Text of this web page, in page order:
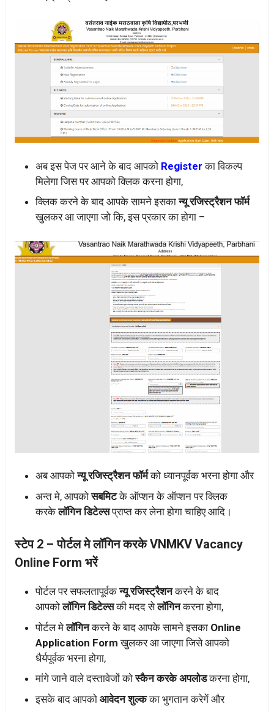
अब इस पेज पर आने के बाद आपको Register का विकल्प
मिलेगा जिस पर आपको क्लिक करना होगा,
क्लिक करने के बाद आपके सामने इसकान्यू रजिस्ट्रैशन फॉर्म
खुलकर आ जाएगा जो कि, इस प्रकार का होगा –
अब आपकोन्यू रजिस्ट्रैशन फॉर्मको ध्यानपूर्वक भरना होगा और
अन्त मे, आपकोसबमिटके ऑप्शन के ऑप्शन पर क्लिक
करकेलॉगिन डिटेल्सप्राप्त कर लेना होगा चाहिए आदि।
स्टेप 2 – पोर्टल मे लॉगिन करके VNMKV Vacancy
Online Form भरें
पोर्टल पर सफलतापूर्वकन्यू रजिस्ट्रैशनकरने के बाद
आपकोलॉगिन डिटेल्सकी मदद सेलॉगिनकरना होगा,
पोर्टल मेलॉगिनकरने के बाद आपके सामने इसका Online
Application Formखुलकर आ जाएगा जिसे आपको
धैर्यपूर्वक भरना होगा,
मांगे जाने वाले दस्तावेजों कोस्कैन करके अपलोडकरना होगा,
इसके बाद आपको आवेदन शुल्कका भुगतान करेगें और